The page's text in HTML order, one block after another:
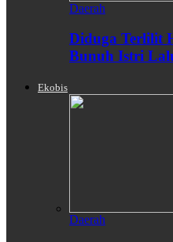
Daerah
Diduga Terlilit
Bunuh Istri
Ekobis
Daerah